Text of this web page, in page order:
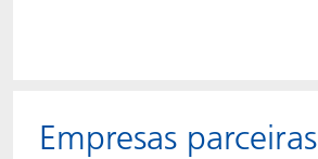
Empresas parceiras